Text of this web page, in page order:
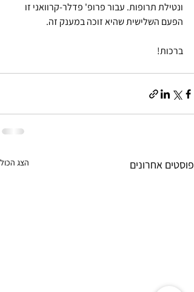
ונטילת תרופות. עבור פרופ' פדלר-קרוואני זו
הפעם השלישית שהיא זוכה במענק זה.
ברכות!
פוסטים אחרונים הצג הכול